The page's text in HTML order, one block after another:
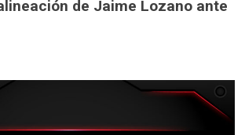
de Jaime Lozano ante